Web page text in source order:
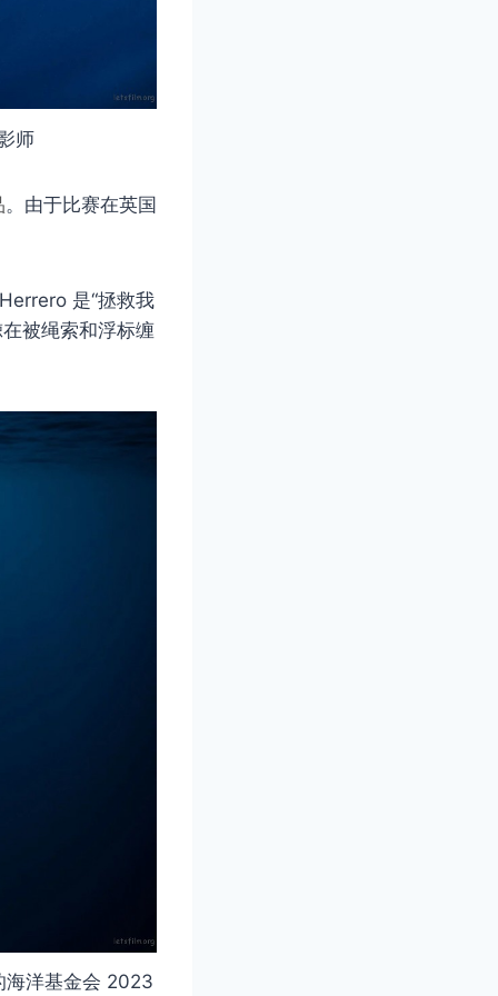
师
。由于比赛在英国
是“拯救我
被绳索和浮标缠
洋基金会 2023